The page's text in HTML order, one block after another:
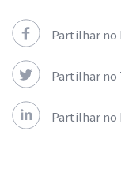
Partilhar no
Partilhar
Partilhar no